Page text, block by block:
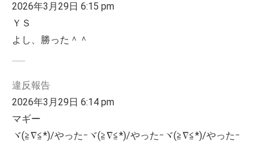
2026年3月29日 6:15 pm
ＹＳ
よし、勝った＾＾
違反報告
2026年3月29日 6:14 pm
マギー
ヾ(≧︎∇︎≦︎*)/やったｰヾ(≧︎∇︎≦︎*)/やったｰヾ(≧︎∇︎≦︎*)/やったｰ